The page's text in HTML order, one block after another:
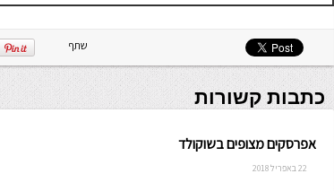
יש לבדוק
שלה ניתנת
לכתיבה.
שתף
כתבות קשורות
אפרסקים מצופים בשוקולד
22 באפריל 2018